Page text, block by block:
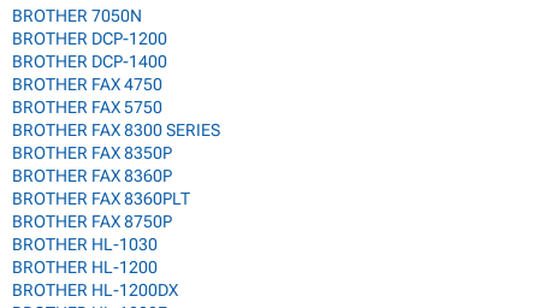
BROTHER 7050N
BROTHER DCP-1200
BROTHER DCP-1400
BROTHER FAX 4750
BROTHER FAX 5750
BROTHER FAX 8300 SERIES
BROTHER FAX 8350P
BROTHER FAX 8360P
BROTHER FAX 8360PLT
BROTHER FAX 8750P
BROTHER HL-1030
BROTHER HL-1200
BROTHER HL-1200DX